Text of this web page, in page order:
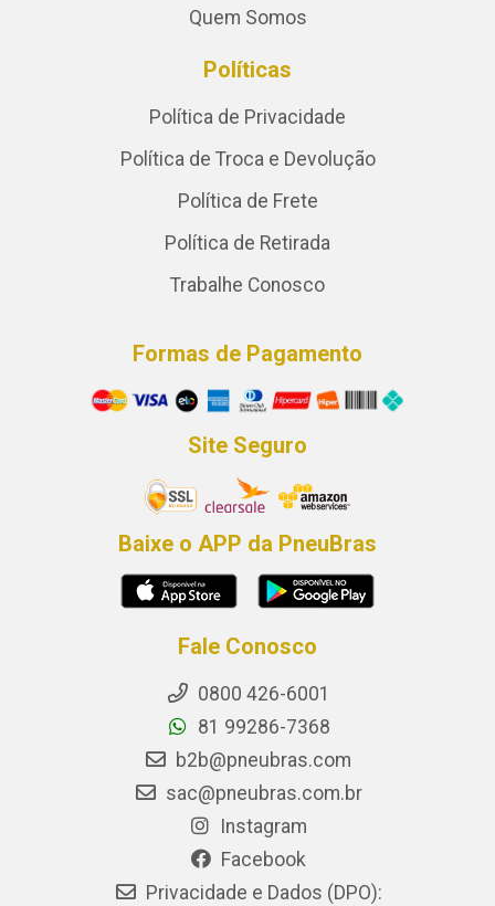
Quem Somos
Políticas
Política de Privacidade
Política de Troca e Devolução
Política de Frete
Política de Retirada
Trabalhe Conosco
Formas de Pagamento
Site Seguro
Baixe o APP da PneuBras
Fale Conosco
0800 426-6001
81 99286-7368
b2b@pneubras.com
sac@pneubras.com.br
Instagram
Facebook
Privacidade e Dados (DPO):